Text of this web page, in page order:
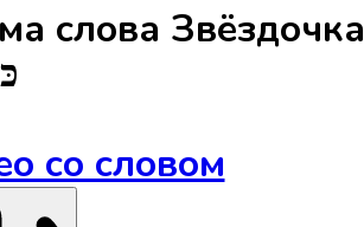
слова Звёздочка
со словом